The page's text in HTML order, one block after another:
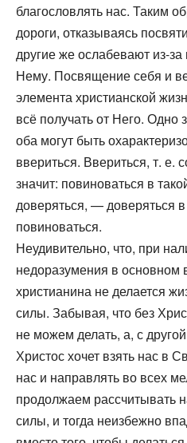
благословлять нас. Таким
дороги, отказываясь
другие же ослабевают из-за
Нему. Посвящение себя и
элемента христианской
всё получать от Него. Одно
оба могут быть
ввериться. Ввериться, т. е.
значит: повиноваться в
доверяться, — доверяться
повиноваться.
Неудивительно, что, при
недоразумения в основном
христианина не делается
силы. Забывая, что без
не можем делать, а, с
Христос хочет взять нас в
нас и направлять во всех
продолжаем рассчитывать
силы, и тогда неизбежно